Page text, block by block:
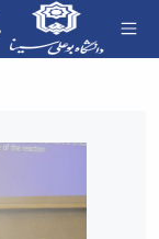
آقای دکتر